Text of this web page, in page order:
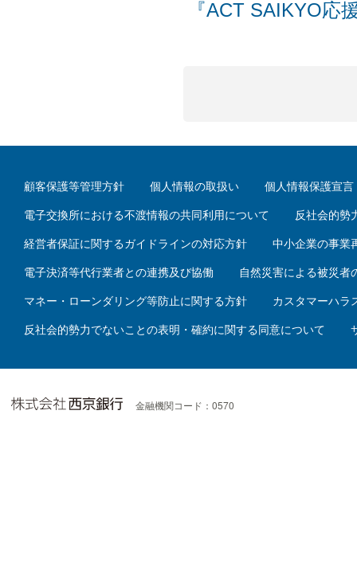
『ACT SAIKYO応
顧客保護等管理方針 個人情報の取扱い 個人情報保護宣言
電子交換所における不渡情報の共同利用について 反社会的勢
経営者保証に関するガイドラインの対応方針 中小企業の事業
電子決済等代行業者との連携及び協働 自然災害による被災者
マネー・ローンダリング等防止に関する方針 カスタマーハラ
反社会的勢力でないことの表明・確約に関する同意について
金融機関コード：0570